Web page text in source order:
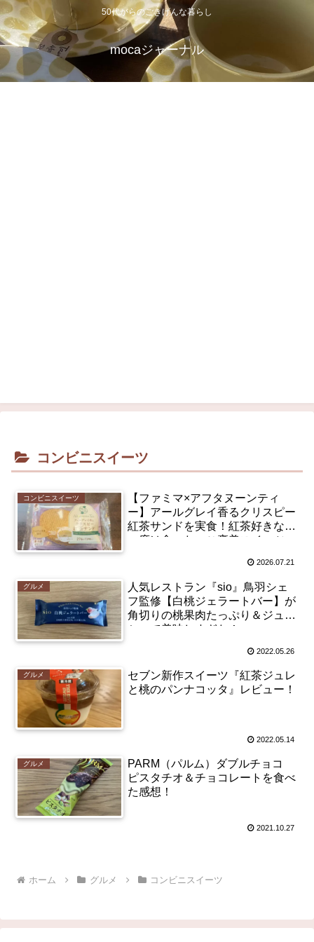
50代からのごきげんな暮らし
mocaジャーナル
コンビニスイーツ
コンビニスイーツ
【ファミマ×アフタヌーンティ
ー】アールグレイ香るクリスピー
紅茶サンドを実食！紅茶好きなら
一度は食べたいご褒美スイーツ
2026.07.21
グルメ
人気レストラン『sio』鳥羽シェ
フ監修【白桃ジェラートバー】が
角切りの桃果肉たっぷり＆ジュー
シーで美味しすぎた！
2022.05.26
グルメ
セブン新作スイーツ『紅茶ジュレ
と桃のパンナコッタ』レビュー！
2022.05.14
グルメ
PARM（パルム）ダブルチョコ
ピスタチオ＆チョコレートを食べ
た感想！
2021.10.27
ホーム グルメ コンビニスイーツ